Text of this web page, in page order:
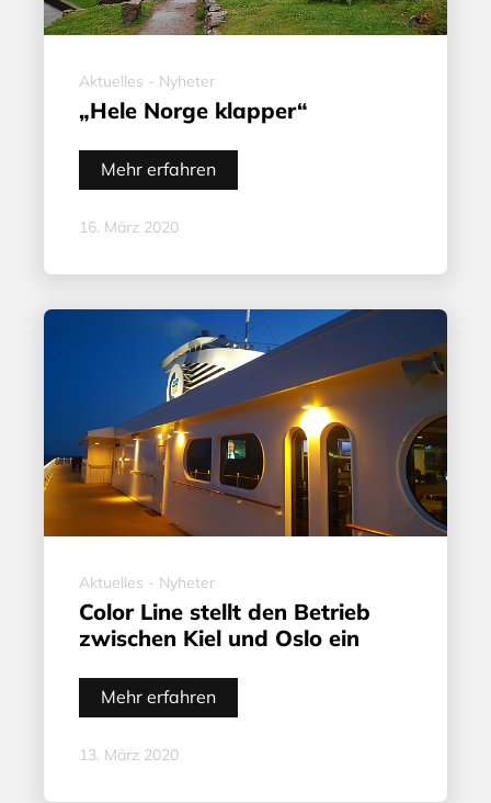
Aktuelles - Nyheter
„Hele Norge klapper“
Mehr erfahren
16. März 2020
Aktuelles - Nyheter
Color Line stellt den Betrieb
zwischen Kiel und Oslo ein
Mehr erfahren
13. März 2020